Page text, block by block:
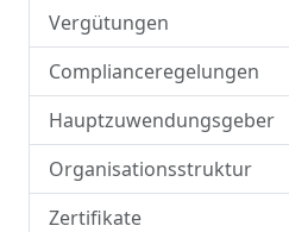
Vergütungen
Complianceregelungen
Hauptzuwendungsgeber
Organisationsstruktur
Zertifikate